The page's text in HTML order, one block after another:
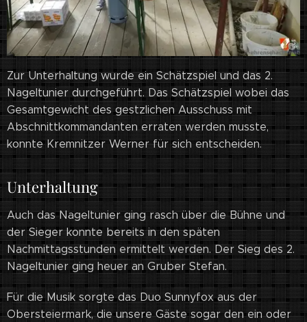
Zur Unterhaltung wurde ein Schätzspiel und das 2.
Nageltunier durchgeführt. Das Schätzspiel wobei das
Gesamtgewicht des gestzlichen Ausschuss mit
Abschnittkommandanten erraten werden musste,
konnte Kremnitzer Werner für sich entscheiden.
Unterhaltung
Auch das Nageltunier ging rasch über die Bühne und
der Sieger konnte bereits in den späten
Nachmittagsstunden ermittelt werden. Der Sieg des 2.
Nageltunier ging heuer an Gruber Stefan.
Für die Musik sorgte das Duo Sunnyfox aus der
Obersteiermark, die unsere Gäste sogar den ein oder